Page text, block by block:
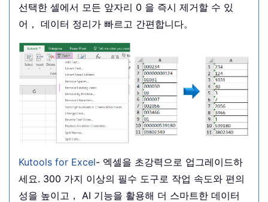
선택한 셀에서 모든 앞자리 0 을 즉시 제거할 수 있
어， 데이터 정리가 빠르고 간편합니다。
Kutools for Excel- 엑셀을 초강력으로 업그레이드하
세요. 300 가지 이상의 필수 도구로 작업 속도와 편의
성을 높이고， AI 기능을 활용해 더 스마트한 데이터